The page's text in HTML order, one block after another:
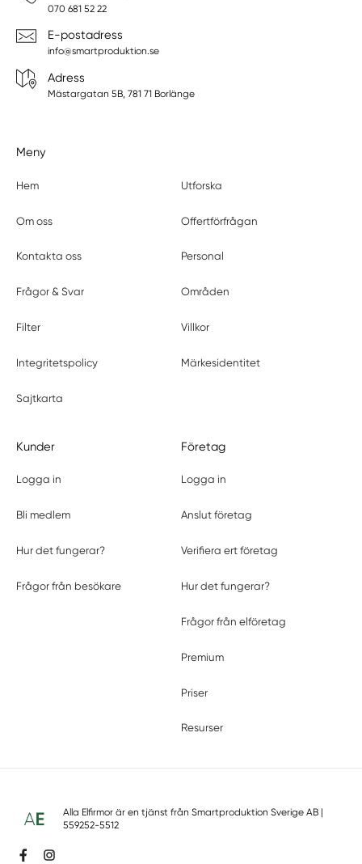
070 681 52 22
E-postadress
info@smartproduktion.se
Adress
Mästargatan 5B, 781 71 Borlänge
Meny
Hem Utforska
Om oss Offertförfrågan
Kontakta oss Personal
Frågor & Svar Områden
Filter Villkor
Integritetspolicy Märkesidentitet
Sajtkarta
Kunder
Logga in
Bli medlem
Hur det fungerar?
Frågor från besökare
Företag
Logga in
Anslut företag
Verifiera ert företag
Hur det fungerar?
Frågor från elföretag
Premium
Priser
Resurser
Alla Elfirmor är en tjänst från Smartproduktion Sverige AB|
559252-5512